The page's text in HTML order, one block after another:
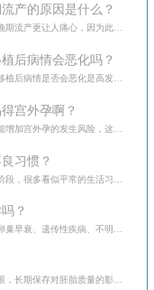
产的原因是什么？
后病情会恶化吗？
宫外孕啊？
习惯？
？
备孕路上遇到哪些情况必须选择试管婴儿？卵巢早衰、遗传性疾病、不明原因不孕等多种临床场景，试管婴
冷冻胚胎的保存原理，目前医学上的保存时限，长期保存对胚胎质量的影响，保存期限与解冻成功率的关系。